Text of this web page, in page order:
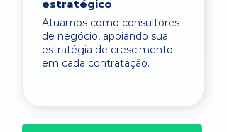
estratégico
Atuamos como consultores
de negócio, apoiando sua
estratégia de crescimento
em cada contratação.